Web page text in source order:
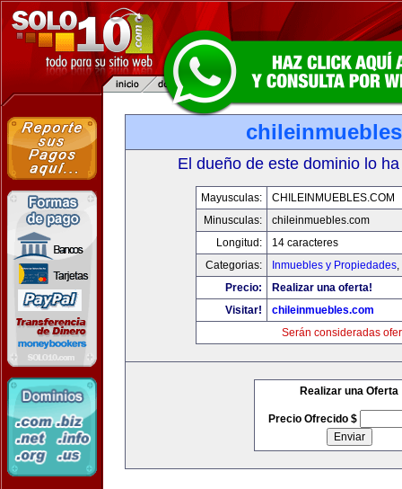
El dueño de este dominio lo
Mayusculas:
CHILEINMUEBLES.COM
Minusculas:
chileinmuebles.com
Longitud:
14 caracteres
Categorias:
Inmuebles y Propiedades,
Precio:
Realizar una oferta!
Visitar!
chileinmuebles.com
Serán consideradas
Realizar una Oferta
Precio Ofrecido $